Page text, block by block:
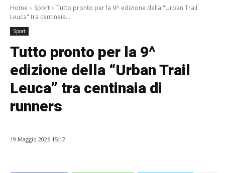
Home Sport
Tutto pronto per la 9^ edizione della "Urban Trail
Leuca" tra centinaia...
Sport
Tutto pronto per la 9^
edizione della “Urban Trail
Leuca” tra centinaia di
runners
19 Maggio 2026 15:12